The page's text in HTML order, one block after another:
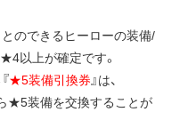
のできるヒーローの装備/
以上が確定です。
★5装備引換券』は、
★5装備を交換することが